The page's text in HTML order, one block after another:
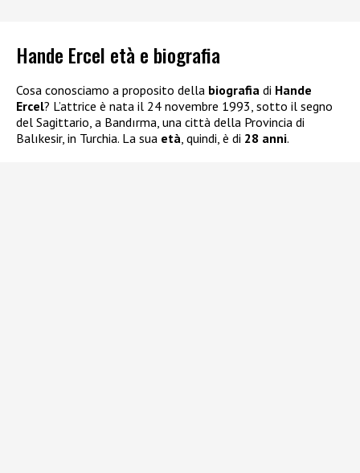
Hande Ercel età e biografia
Cosa conosciamo a proposito della biografia di Hande
Ercel? L’attrice è nata il 24 novembre 1993, sotto il segno
del Sagittario, a Bandırma, una città della Provincia di
Balıkesir, in Turchia. La sua età , quindi, è di 28 anni.